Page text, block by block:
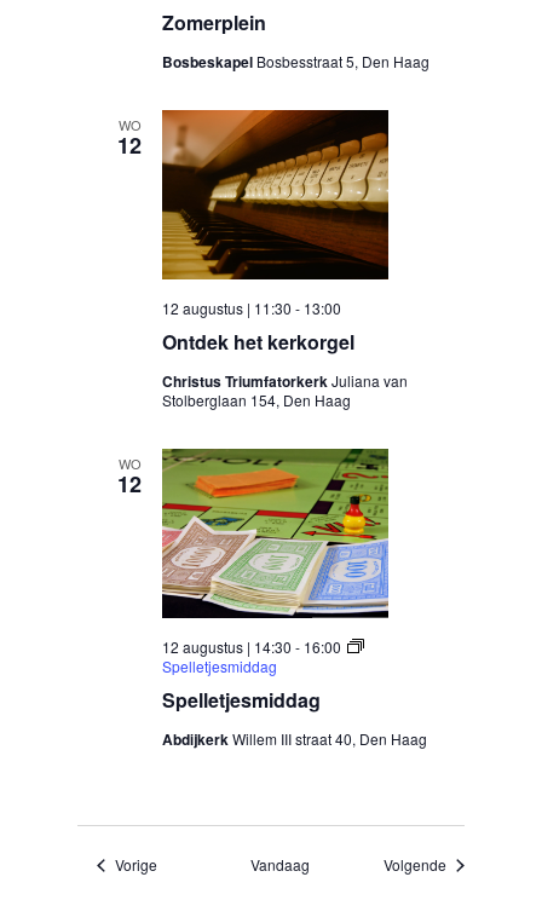
Zomerplein
Bosbeskapel Bosbesstraat 5, Den Haag
WO
12
Ontdek het kerkorgel
12 augustus | 11:30 - 13:00
Christus TriumfatorkerkJuliana van
Stolberglaan 154, Den Haag
WO
12
Spelletjesmiddag
12 augustus | 14:30 - 16:00
Spelletjesmiddag
AbdijkerkWillem III straat 40, Den Haag
Vorige Vandaag VolgendeEvenementen